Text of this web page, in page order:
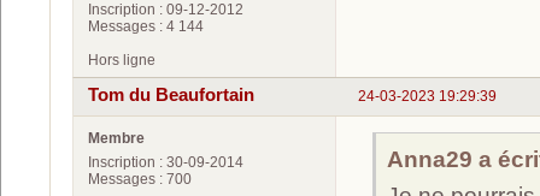
Inscription : 09-12-2012
Messages : 4 144
Hors ligne
24-03-2023 19:29:39
Tom du Beaufortain
Membre
Inscription : 30-09-2014
Messages : 700
Anna29 a